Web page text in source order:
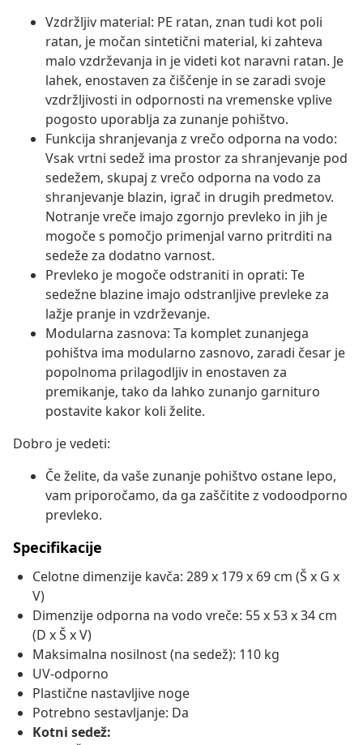
Vzdržljiv material: PE ratan, znan tudi kot poli
ratan, je močan sintetični material, ki zahteva
malo vzdrževanja in je videti kot naravni ratan. Je
lahek, enostaven za čiščenje in se zaradi svoje
vzdržljivosti in odpornosti na vremenske vplive
pogosto uporablja za zunanje pohištvo.
Funkcija shranjevanja z vrečo odporna na vodo:
Vsak vrtni sedež ima prostor za shranjevanje pod
sedežem, skupaj z vrečo odporna na vodo za
shranjevanje blazin, igrač in drugih predmetov.
Notranje vreče imajo zgornjo prevleko in jih je
mogoče s pomočjo primenjal varno pritrditi na
sedeže za dodatno varnost.
Prevleko je mogoče odstraniti in oprati: Te
sedežne blazine imajo odstranljive prevleke za
lažje pranje in vzdrževanje.
Modularna zasnova: Ta komplet zunanjega
pohištva ima modularno zasnovo, zaradi česar je
popolnoma prilagodljiv in enostaven za
premikanje, tako da lahko zunanjo garnituro
postavite kakor koli želite.
Dobro je vedeti:
Če želite, da vaše zunanje pohištvo ostane lepo,
vam priporočamo, da ga zaščitite z vodoodporno
prevleko.
Specifikacije
Celotne dimenzije kavča: 289 x 179 x 69 cm (Š x G x
V)
Dimenzije odporna na vodo vreče: 55 x 53 x 34 cm
(D x Š x V)
Maksimalna nosilnost (na sedež): 110 kg
UV-odporno
Plastične nastavljive noge
Potrebno sestavljanje: Da
Kotni sedež: